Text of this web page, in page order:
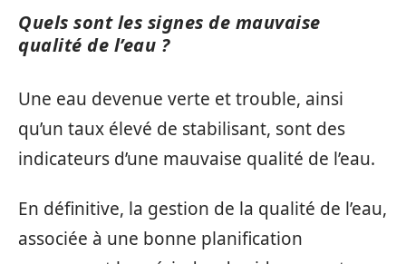
Quels sont les signes de mauvaise
qualité de l’eau ?
Une eau devenue verte et trouble, ainsi
qu’un taux élevé de stabilisant, sont des
indicateurs d’une mauvaise qualité de l’eau.
En définitive, la gestion de la qualité de l’eau,
associée à une bonne planification